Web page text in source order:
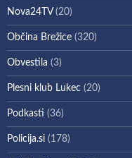
Nova24TV(20)
Občina Brežice (320)
Obvestila (3)
Plesni klub Lukec (20)
Podkasti (36)
Policija.si (178)